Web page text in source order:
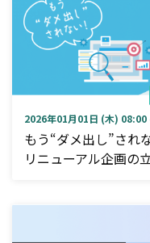
2026年01月01日 (木)
もう“ダメ出し”され
リニューアル企画の